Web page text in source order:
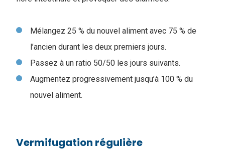
Mélangez 25 % du nouvel aliment avec 75 % de
l’ancien durant les deux premiers jours.
Passez à un ratio 50/50 les jours suivants.
Augmentez progressivement jusqu’à 100 % du
nouvel aliment.
Vermifugation régulière